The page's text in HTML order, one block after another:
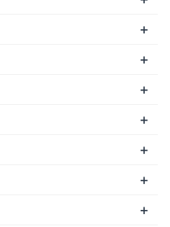
+
+
+
+
+
+
+